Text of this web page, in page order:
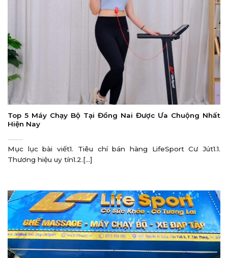
Top 5 Máy Chạy Bộ Tại Đồng Nai Được Ưa Chuộng Nhất
Hiện Nay
Mục lục bài viết1. Tiêu chí bán hàng LifeSport Cư Jút1.1.
Thương hiệu uy tín1.2.[...]